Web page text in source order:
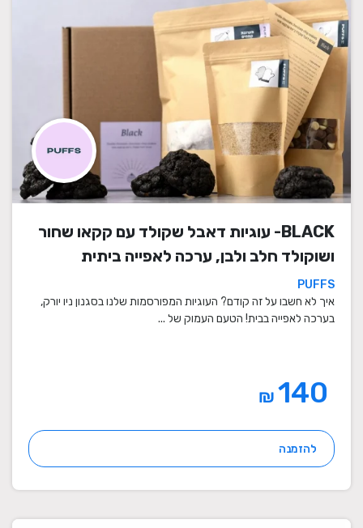
BLACK- עוגיות דאבל שקולד עם קקאו שחור
ושוקולד חלב ולבן, ערכה לאפייה ביתית
PUFFS
איך לא חשבו על זה קודם? העוגיות המפורסמות שלנו בסגנון ניו יורק,
בערכה לאפייה בבית! הטעם העמוק של ...
₪
להזמנה